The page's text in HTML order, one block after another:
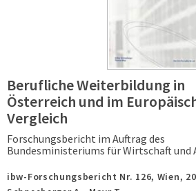
Berufliche Weiterbildung in
Österreich und im
Vergleich
Forschungsbericht im Auftrag des
Bundesministeriums für Wirtschaft und
ibw-Forschungsbericht Nr. 126, Wien,